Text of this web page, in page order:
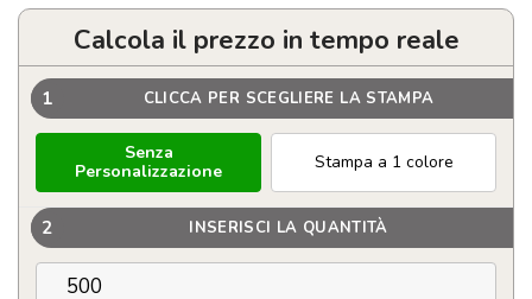
Calcola il prezzo in tempo reale
1 CLICCA PER SCEGLIERE LA STAMPA
Senza
Personalizzazione
Stampa a 1 colore
2 INSERISCI LA QUANTITÀ